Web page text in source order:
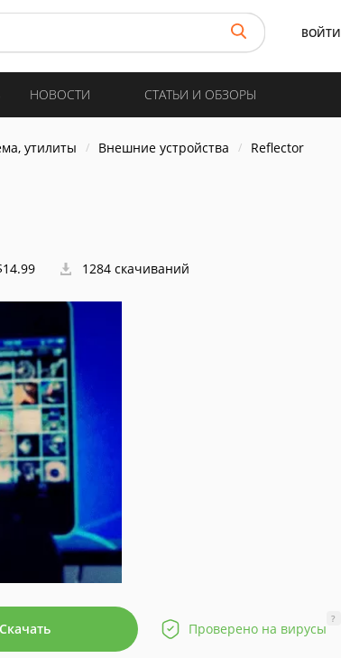
ВОЙТИ
НОВОСТИ СТАТЬИ И ОБЗОРЫ
утилиты Внешние устройства Reflector
1284 скачиваний
Скачать Проверено на вирусы
?